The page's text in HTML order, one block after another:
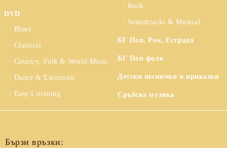
DVD
Blues
Classical
Country, Folk & World Music
Dance & Electronic
Easy Listening
Rock
Soundtracks & Musical
БГ Поп, Рок, Естрада
БГ Поп фолк
Детски песнички и приказки
Сръбска музика
Бързи връзки: